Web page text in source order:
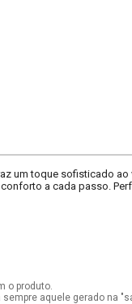
um toque sofisticado ao
a cada passo.
o produto.
aquele gerado na